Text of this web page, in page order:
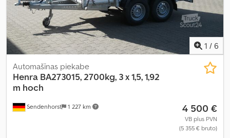
1 / 6
Sendenhorst 1 227 km
Automašīnas piekabe
Henra BA273015, 2700kg, 3 x 1,5, 1,92
m hoch
4 500 €
VB plus PVN
(5 355 € bruto)